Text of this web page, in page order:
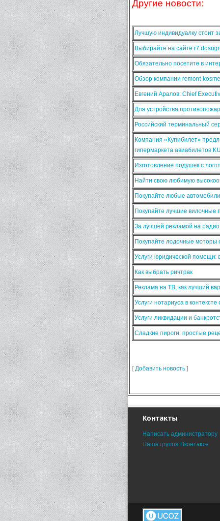
Другие новости:
Лучшую индивидуалку стоит
Выбирайте на сайте
Обязательно посетите в
Обзор компании remont-
Евгений Аралов: Chief
Для устройства
Российский терминальный
Компания «Купибилет»
гипермаркета авиабилетов
Изготовление подушек с
Найти свою любимую
Покупайте любые
Покупайте лучшие вилочные
За лучшей рекламой на
Покупайте лодочные моторы
Услуги юридической
Как выбрать ричтрак
Реклама на ТВ, как лучший
Услуги нотариуса в
Услуги ликвидации и
Сладкие пироги: простые
[ Добавить новость ]
Контакты
Написать администратору
Наша группа Вконтакте